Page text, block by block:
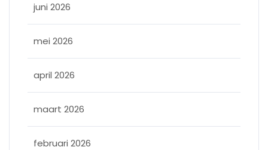
juni 2026
mei 2026
april 2026
maart 2026
februari 2026